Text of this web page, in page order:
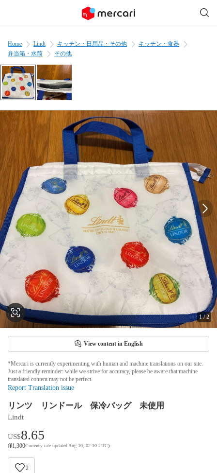
Home Lindt キッチン・日用品・その他
キッチン・食器
弁当箱・水筒
その他
1/2
View content in English
*Mercari is currently experimenting with human and machine translations on our site.
Just a friendly reminder: while we strive for accuracy, please be aware that machine
translated content may not be perfect.
Report Translation issue
リンツ リンドール 保冷バッグ 未使用
Lindt
US$8.65
(¥1,300Currency rate updated Aug 10, 02:10 UTC)
2